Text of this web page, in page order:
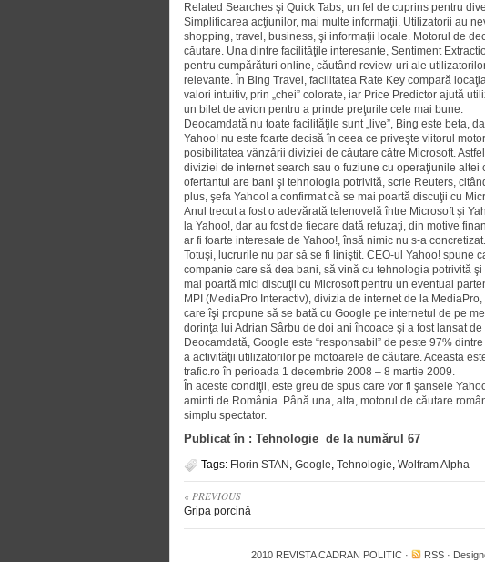
Related Searches şi Quick Tabs, un fel de cuprins pentru
Simplificarea acţiunilor, mai multe informaţii. Utilizatorii au
shopping, travel, business, şi informaţii locale. Motorul de
căutare. Una dintre facilităţile intere­sante, Sentiment
pentru cumpărături online, cău­tând review-uri ale
relevante. În Bing Travel, facilitatea Rate Key compară
valori intuitiv, prin „chei” colorate, iar Price Predictor ajută
un bilet de avion pentru a prinde preţurile cele mai bune.
Deocamdată nu toate facilităţile sunt „live”, Bing este beta,
Yahoo! nu este foarte decisă în ceea ce priveşte viitorul
posibilitatea vânzării diviziei de căutare către Microsoft.
diviziei de internet search sau o fuziune cu operaţiunile
ofertantul are bani şi tehnologia potrivită, scrie Reuters,
plus, şefa Yahoo! a confirmat că se mai poartă discuţii cu
Anul trecut a fost o adevărată tele­novelă între Microsoft şi
la Yahoo!, dar au fost de fie­care dată refuzaţi, din motive
ar fi foarte interesate de Yahoo!, însă nimic nu s-a concretizat.
Totuşi, lucrurile nu par să se fi liniştit. CEO-ul Yahoo! spune
companie care să dea bani, să vină cu tehnologia potrivită
mai poartă mici discuţii cu Mi­cro­soft pentru un eventual
MPI (MediaPro Interactiv), divizia de internet de la
care îşi propune să se bată cu Google pe internetul de pe
dorinţa lui Adrian Sârbu de doi ani încoa­ce şi a fost lansat
Deocamdată, Google este “respon­sabil” de peste 97%
a activităţii utilizatorilor pe motoarele de căutare. Aceasta
trafic.ro în perioada 1 decembrie 2008 – 8 martie 2009.
În aceste condiţii, este greu de spus care vor fi şansele
aminti de România. Până una, alta, motorul de căutare
simplu spectator.
Publicat în : Tehnologie de la numărul 67
Tags: Florin STAN , Google, Tehnologie, Wolfram Alpha
« PREVIOUS
Gripa porcină
2010 REVISTA CADRAN POLITIC · RSS ·